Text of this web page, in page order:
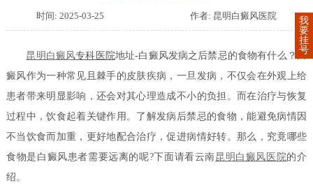
时间: 2025-03-25 作者: 昆明白癜风医院
昆明 白癜风专科医院地址-白癜风发病之后禁忌的食物有什么？白
癜风作为一种常见且棘手的皮肤疾病，一旦发病，不仅会在外观上给
患者带来明显影响，还会对其心理造成不小的负担。而在治疗与恢复
过程中，饮食起着关键作用。了解发病后禁忌的食物，能避免病情因
不当饮食而加重，更好地配合治疗，促进病情好转。那么，究竟哪些
食物是白癜风患者需要远离的呢?下面请看云南昆明白癜风医院的介
绍。
我
要
挂
号